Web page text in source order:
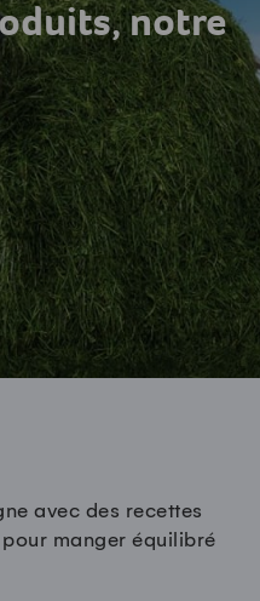
notre
avec des recettes
manger équilibré